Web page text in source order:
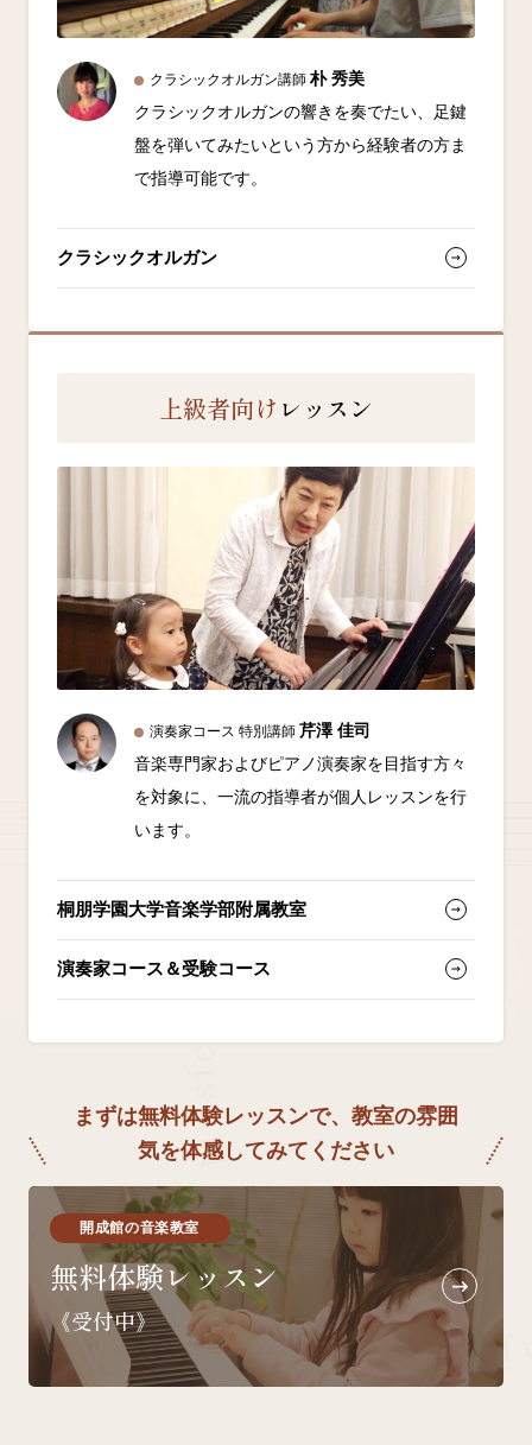
j
o
y
a
n
d
L
e
s
s
o
n
M
u
c
クラシックオルガン講師 朴 秀美
クラシックオルガンの響きを奏でたい、足鍵
盤を弾いてみたいという方から経験者の方ま
で指導可能です。
クラシックオルガン
上級者向け レッスン
演奏家コース 特別講師 芹澤 佳司
音楽専門家およびピアノ演奏家を目指す方々
を対象に、一流の指導者が個人レッスンを行
います。
桐朋学園大学音楽学部附属教室
演奏家コース＆受験コース
まずは無料体験レッスンで、教室の雰囲
気を体感してみてください
開成館の音楽教室
無料体験レッスン
《受付中》